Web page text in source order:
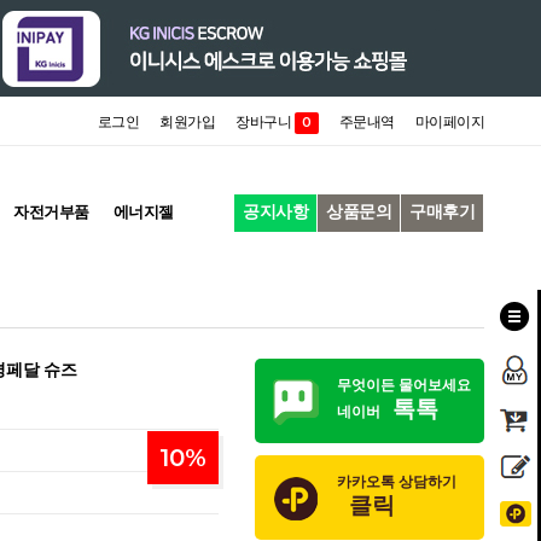
로그인 회원가입 장바구니 0 주문내역 마이페이지
자전거부품 에너지젤 공지사항 상품문의 구매후기
페달 슈즈
10%
무엇이든 물어보세요
네이버
톡톡
카카오톡 상담하기
클릭